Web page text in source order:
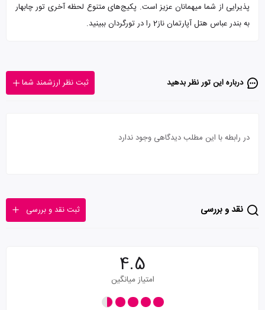
پذیرایی از شما میهمانان عزیز است. پکیج‌های متنوع لحظه آخری تور چابهار
به بندر عباس هتل آپارتمان ناز2 را در تورگردان ببینید.
درباره این تور‌ نظر بدهید ثبت نظر ارزشمند شما
در رابطه با این مطلب دیدگاهی وجود ندارد
نقد و بررسی ثبت نقد و بررسی
4.5
امتیاز میانگین